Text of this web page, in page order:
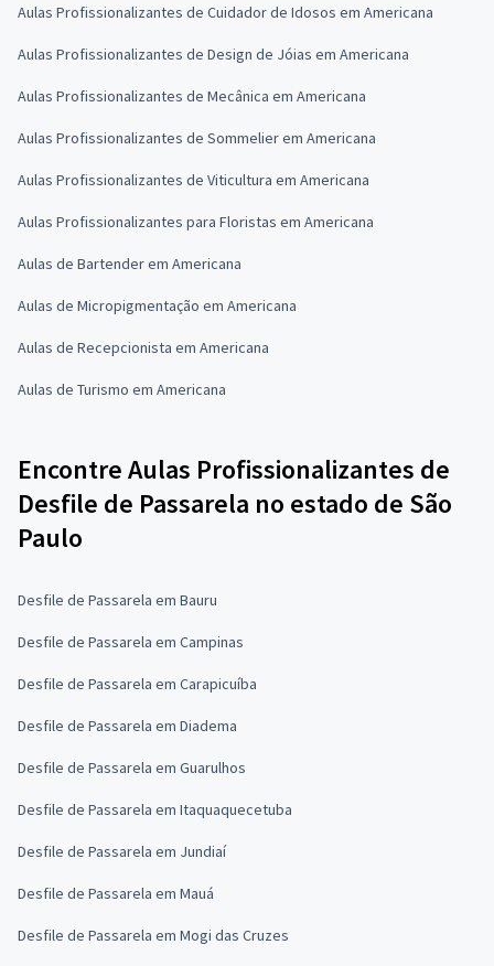
Aulas Profissionalizantes de Cuidador de Idosos em Americana
Aulas Profissionalizantes de Design de Jóias em Americana
Aulas Profissionalizantes de Mecânica em Americana
Aulas Profissionalizantes de Sommelier em Americana
Aulas Profissionalizantes de Viticultura em Americana
Aulas Profissionalizantes para Floristas em Americana
Aulas de Bartender em Americana
Aulas de Micropigmentação em Americana
Aulas de Recepcionista em Americana
Aulas de Turismo em Americana
Encontre Aulas Profissionalizantes de
Desfile de Passarela no estado de São
Paulo
Desfile de Passarela em Bauru
Desfile de Passarela em Campinas
Desfile de Passarela em Carapicuíba
Desfile de Passarela em Diadema
Desfile de Passarela em Guarulhos
Desfile de Passarela em Itaquaquecetuba
Desfile de Passarela em Jundiaí
Desfile de Passarela em Mauá
Desfile de Passarela em Mogi das Cruzes